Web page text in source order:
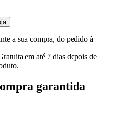
a sua compra, do pedido à
em até 7 dias depois de
garantida